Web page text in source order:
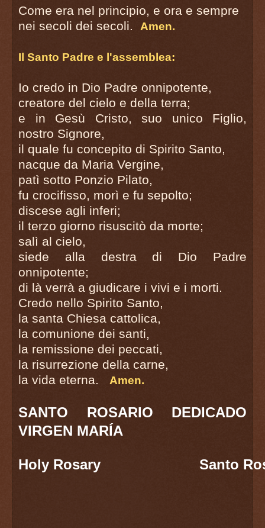
Come era nel principio, e ora e sempre
nei secoli dei secoli. Amen.
Il Santo Padre e l'assemblea:
Io credo in Dio Padre onnipotente,
creatore del cielo e della terra;
e in Gesù Cristo, suo unico Figlio,
nostro Signore,
il quale fu concepito di Spirito Santo,
nacque da Maria Vergine,
patì sotto Ponzio Pilato,
fu crocifisso, morì e fu sepolto;
discese agli inferi;
il terzo giorno risuscitò da morte;
salì al cielo,
siede alla destra di Dio Padre
onnipotente;
di là verrà a giudicare i vivi e i morti.
Credo nello Spirito Santo,
la santa Chiesa cattolica,
la comunione dei santi,
la remissione dei peccati,
la risurrezione della carne,
la vida eterna. Amen.
SANTO ROSARIO DEDICADO
VIRGEN MARÍA
Holy Rosary Santo